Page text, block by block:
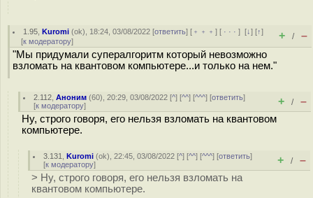
1.95 ,Kuromi (ok), 18:24, 03/08/2022 [ответить] [ ﹢﹢﹢] [ · · ·][↓] [↑]
[к модератору] + / –
"Мы придумали супералгоритм который невозможно
взломать на квантовом компьютере...и только на нем."
2.112 ,Аноним (60), 20:29, 03/08/2022 [^] [^^] [^^^] [ответить]
[к модератору] + / –
Ну, строго говоря, его нельзя взломать на квантовом
компьютере.
3.131 ,Kuromi (ok), 22:45, 03/08/2022 [^] [^^] [^^^] [ответить]
[к модератору] + / –
> Ну, строго говоря, его нельзя взломать на
квантовом компьютере.